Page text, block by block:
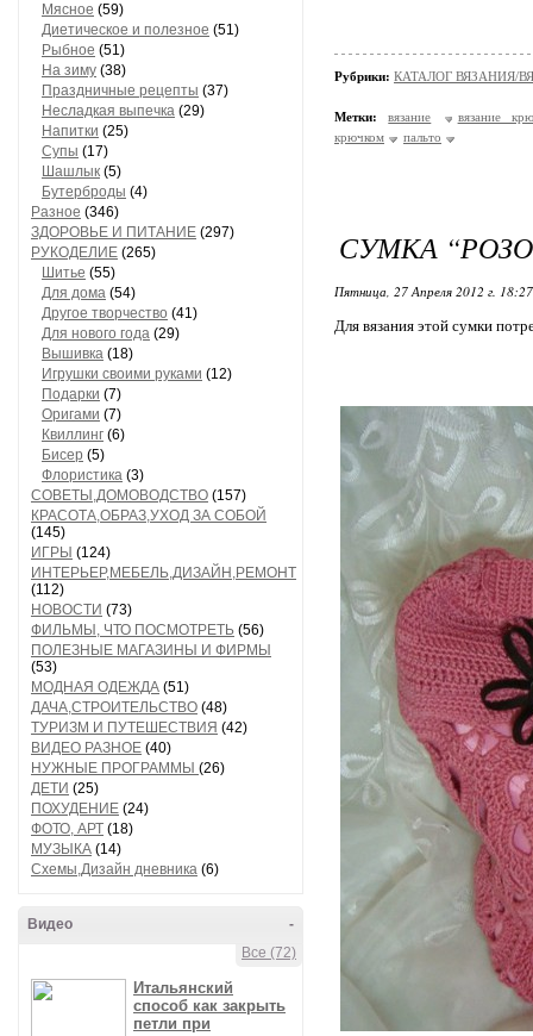
Мясное (59)
Диетическое и полезное (51)
Рыбное (51)
На зиму (38)
Праздничные рецепты (37)
Несладкая выпечка (29)
Напитки (25)
Супы (17)
Шашлык (5)
Бутерброды (4)
Разное (346)
ЗДОРОВЬЕ И ПИТАНИЕ (297)
РУКОДЕЛИЕ (265)
Шитье (55)
Для дома (54)
Другое творчество (41)
Для нового года (29)
Вышивка (18)
Игрушки своими руками (12)
Подарки (7)
Оригами (7)
Квиллинг (6)
Бисер (5)
Флористика (3)
СОВЕТЫ,ДОМОВОДСТВО (157)
КРАСОТА,ОБРАЗ,УХОД ЗА СОБОЙ
(145)
ИГРЫ (124)
ИНТЕРЬЕР,МЕБЕЛЬ,ДИЗАЙН,РЕМОНТ
(112)
НОВОСТИ (73)
ФИЛЬМЫ, ЧТО ПОСМОТРЕТЬ (56)
ПОЛЕЗНЫЕ МАГАЗИНЫ И ФИРМЫ
(53)
МОДНАЯ ОДЕЖДА (51)
ДАЧА,СТРОИТЕЛЬСТВО (48)
ТУРИЗМ И ПУТЕШЕСТВИЯ (42)
ВИДЕО РАЗНОЕ (40)
НУЖНЫЕ ПРОГРАММЫ (26)
ДЕТИ (25)
ПОХУДЕНИЕ (24)
ФОТО, АРТ (18)
МУЗЫКА (14)
Схемы,Дизайн дневника (6)
-
Видео
Все (72)
Итальянский
способ как закрыть
петли при
Рубрики: КАТАЛОГ ВЯЗАНИЯ/
Метки: вязание
вязание
крючком
пальто
СУМКА
Пятница, 27 Апреля 2012 г.
Для вязания этой сумки